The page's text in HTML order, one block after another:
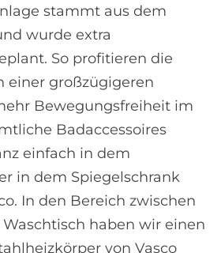
stammt aus dem
wurde extra
So profitieren die
einer großzügigeren
Bewegungsfreiheit im
Badaccessoires
einfach in dem
in dem Spiegelschrank
In den Bereich zwischen
haben wir einen
von Vasco